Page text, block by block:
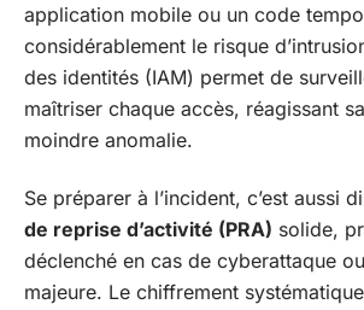
application mobile ou un code
considérablement le risque
des identités (IAM) permet de
maîtriser chaque accès, réagissant
moindre anomalie.
Se préparer à l’incident, c’est aussi
de reprise d’activité (PRA) solide,
déclenché en cas de cyberattaque
majeure. Le chiffrement